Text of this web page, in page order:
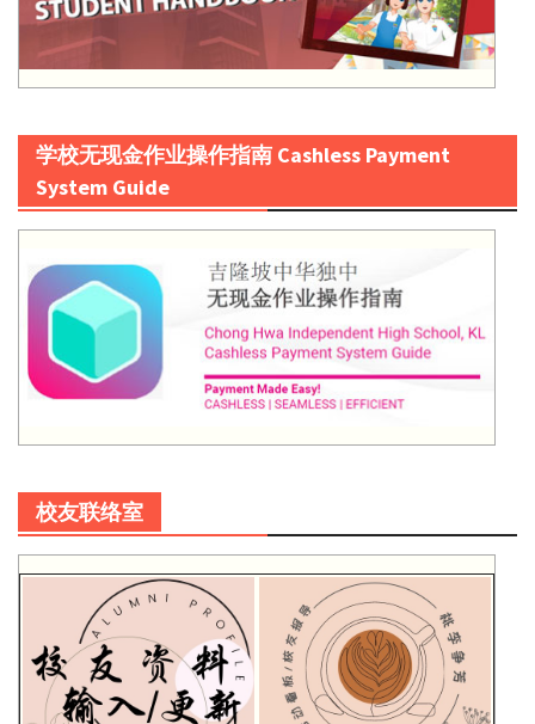
学校无现金作业操作指南 Cashless Payment
System Guide
校友联络室